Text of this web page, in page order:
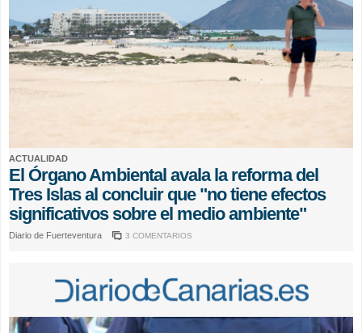
ACTUALIDAD
El Órgano Ambiental avala la reforma del
Tres Islas al concluir que "no tiene efectos
significativos sobre el medio ambiente"
Diario de Fuerteventura 3 COMENTARIOS